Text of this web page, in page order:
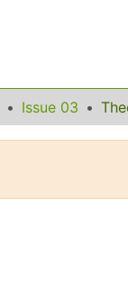
Issue 03